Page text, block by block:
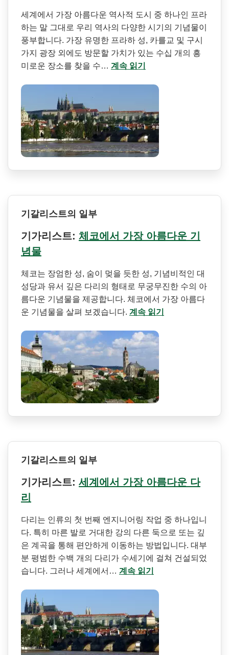
세계에서 가장 아름다운 역사적 도시 중 하나인 프라
하는 말 그대로 우리 역사의 다양한 시기의 기념물이
풍부합니다. 가장 유명한 프라하 성, 카를교 및 구시
가지 광장 외에도 방문할 가치가 있는 수십 개의 흥
미로운 장소를 찾을 수… 계속 읽기
기갈리스트의 일부
기가리스트: 체코에서 가장 아름다운 기
념물
체코는 장엄한 성, 숨이 멎을 듯한 성, 기념비적인 대
성당과 유서 깊은 다리의 형태로 무궁무진한 수의 아
름다운 기념물을 제공합니다. 체코에서 가장 아름다
운 기념물을 살펴 보겠습니다. 계속 읽기
기갈리스트의 일부
기가리스트: 세계에서 가장 아름다운 다
리
다리는 인류의 첫 번째 엔지니어링 작업 중 하나입니
다. 특히 마른 발로 거대한 강의 다른 둑으로 또는 깊
은 계곡을 통해 편안하게 이동하는 방법입니다. 대부
분 평범한 수백 개의 다리가 수세기에 걸쳐 건설되었
습니다. 그러나 세계에서… 계속 읽기